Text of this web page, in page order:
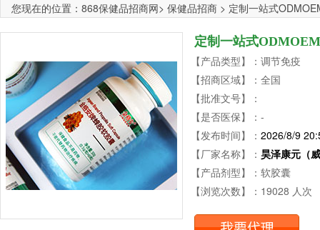
您现在的位置： 868保健品招商网> 保健品招商 > 定制一站式
定制一站式
【产品类型】：调节免疫
【招商区域】：全国
【批准文号】：
【是否医保】：-
【发布时间】： 2026/8/9
【厂家名称】： 昊泽康元（
【产品剂型】：软胶囊
【浏览次数】：19028 人次